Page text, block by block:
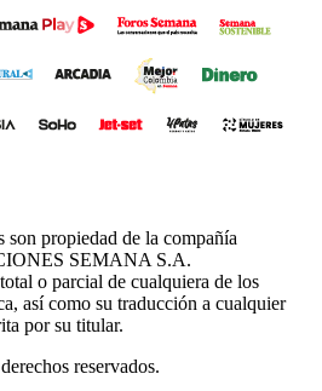
son propiedad de la compañía
SEMANA S.A.
o parcial de cualquiera de los
así como su traducción a cualquier
por su titular.
reservados.